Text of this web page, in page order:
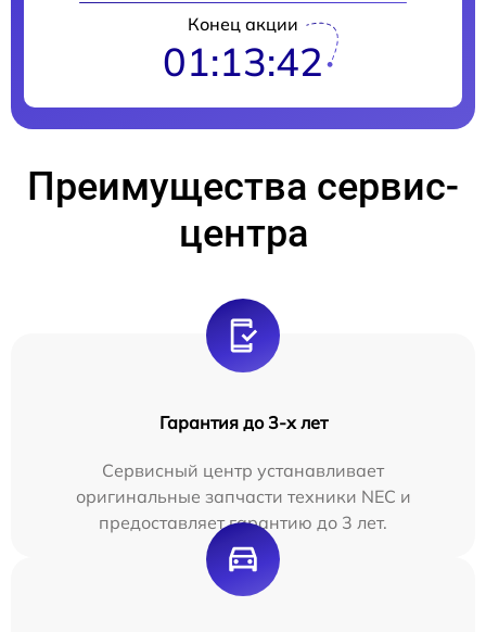
Конец акции
01:13:41
Преимущества сервис-
центра
Гарантия до 3-х лет
Сервисный центр устанавливает
оригинальные запчасти техники NEC и
предоставляет гарантию до 3 лет.